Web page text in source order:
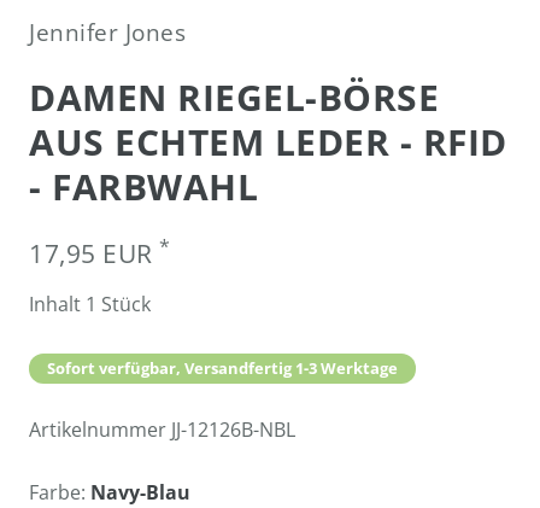
Jennifer Jones
DAMEN RIEGEL-BÖRSE
AUS ECHTEM LEDER - RFID
- FARBWAHL
17,95 EUR *
Inhalt 1 Stück
Sofort verfügbar, Versandfertig 1-3 Werktage
Artikelnummer JJ-12126B-NBL
Farbe: Navy-Blau